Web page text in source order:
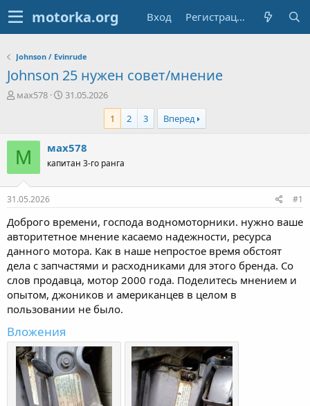
Вход Регистрация
Johnson / Evinrude
Johnson 25 нужен совет/мнение
А
р
т
ы
мах578
Д
н
ч
31.05.2026
1
2 3 Вперед
М мах578
капитан 3-го ранга
31.05.2026 #1
Доброго времени, господа водномоторники. нужно ваше
авторитетное мнение касаемо надежности, ресурса
данного мотора. Как в наше непростое время обстоят
дела с запчастями и расходниками для этого бренда. Со
слов продавца, мотор 2000 года. Поделитесь мнением и
опытом, джоников и американцев в целом в
пользовании не было.
Вложения